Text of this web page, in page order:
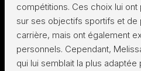
compétitions. Ces choix lui
sur ses objectifs sportifs et de
carrière, mais ont également
personnels. Cependant,
qui lui semblait la plus